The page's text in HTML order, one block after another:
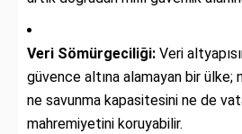
Veri Sömürgeciliği: Veri
güvence altına alamayan bir ülke;
ne savunma kapasitesini ne de
mahremiyetini koruyabilir.